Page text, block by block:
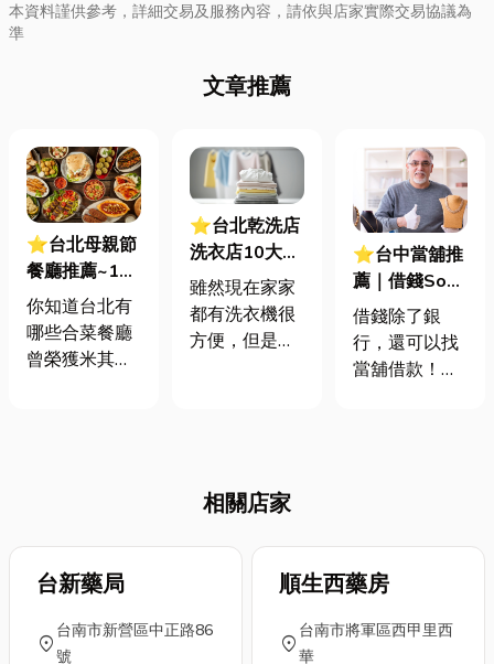
本資料謹供參考，詳細交易及服務內容，請依與店家實際交易協議為
準
文章推薦
⭐台北母親節
餐廳推薦~10
間榮獲米其林
星級的台北合
菜餐廳-米其林
你知道台北有
哪些合菜餐廳
曾榮獲米其林
地區10家榮獲
米其林星級的
合菜餐廳，從
代表「同類別
中出眾的餐
⭐台北乾洗店
洗衣店10大網
路推薦 如何有
效去除惱人的
衣服黃斑 6種
雖然現在家家
都有洗衣機很
方便，但是有
被洗壞，例
綢、訂製和高
檔服裝、羽絨
物、複雜設計
⭐台中當舖推
薦｜借錢So
Easy！當舖借
款流程、還款
條件、注意事
借錢除了銀
行，還可以找
當舖借款！很
想知道當舖借
款流程、 需要
件、 還有哪些
相關店家
台新藥局
location_on
台南市新營區中正路86
號
順生西藥房
location_on
台南市將軍區西甲里西
華